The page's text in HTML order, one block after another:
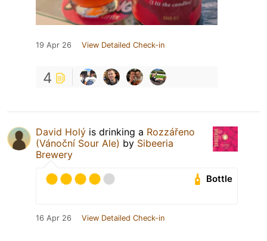
19 Apr 26 View Detailed Check-in
4
David Holý is drinking a Rozzářeno
(Vánoční Sour Ale) by Sibeeria
Brewery
Bottle
16 Apr 26 View Detailed Check-in